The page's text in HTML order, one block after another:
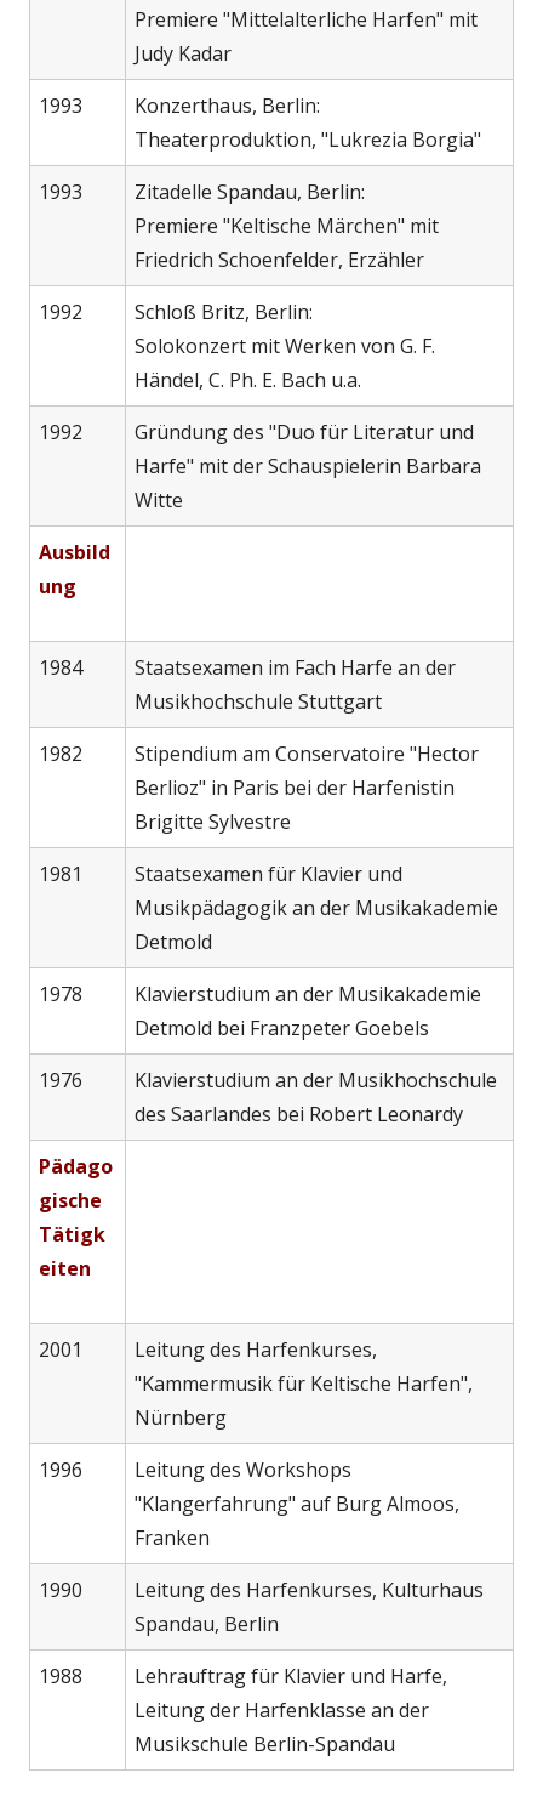
Premiere "Mittelalterliche Harfen" mit
Judy Kadar
1993
Konzerthaus, Berlin:
Theaterproduktion, "Lukrezia Borgia"
1993
Zitadelle Spandau, Berlin:
Premiere "Keltische Märchen" mit
Friedrich Schoenfelder, Erzähler
1992
Schloß Britz, Berlin:
Solokonzert mit Werken von G. F.
Händel, C. Ph. E. Bach u.a.
1992
Gründung des "Duo für Literatur und
Harfe" mit der Schauspielerin Barbara
Witte
Ausbild
ung
1984
Staatsexamen im Fach Harfe an der
Musikhochschule Stuttgart
1982
Stipendium am Conservatoire "Hector
Berlioz" in Paris bei der Harfenistin
Brigitte Sylvestre
1981
Staatsexamen für Klavier und
Musikpädagogik an der Musikakademie
Detmold
1978
Klavierstudium an der Musikakademie
Detmold bei Franzpeter Goebels
1976
Klavierstudium an der Musikhochschule
des Saarlandes bei Robert Leonardy
Pädago
gische
Tätigk
eiten
2001
Leitung des Harfenkurses,
"Kammermusik für Keltische Harfen",
Nürnberg
1996
Leitung des Workshops
"Klangerfahrung" auf Burg Almoos,
Franken
1990
Leitung des Harfenkurses, Kulturhaus
Spandau, Berlin
1988
Lehrauftrag für Klavier und Harfe,
Leitung der Harfenklasse an der
Musikschule Berlin-Spandau